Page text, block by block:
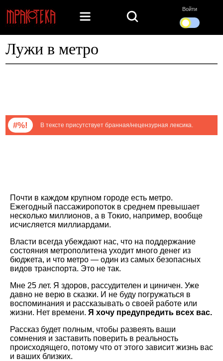
Войти
Лужи в метро
#%! В тексте присутствует бранная/нецензурная лексика.
Почти в каждом крупном городе есть метро.
Ежегодный пассажиропоток в среднем превышает
несколько миллионов, а в Токио, например, вообще
исчисляется миллиардами.
Власти всегда убеждают нас, что на поддержание
состояния метрополитена уходит много денег из
бюджета, и что метро — один из самых безопасных
видов транспорта. Это не так.
Мне 25 лет. Я здоров, рассудителен и циничен. Уже
давно не верю в сказки. И не буду погружаться в
воспоминания и рассказывать о своей работе или
жизни. Нет времени. Я хочу предупредить всех вас.
Рассказ будет полным, чтобы развеять ваши
сомнения и заставить поверить в реальность
происходящего, потому что от этого зависит жизнь вас
и ваших близких.